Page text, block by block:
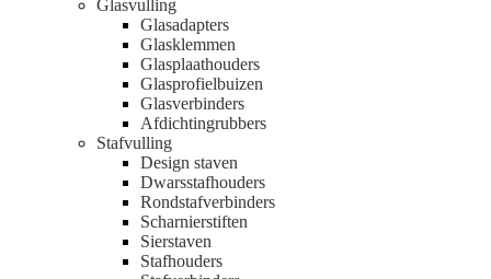
Glasvulling
Glasadapters
Glasklemmen
Glasplaathouders
Glasprofielbuizen
Glasverbinders
Afdichtingrubbers
Stafvulling
Design staven
Dwarsstafhouders
Rondstafverbinders
Scharnierstiften
Sierstaven
Stafhouders